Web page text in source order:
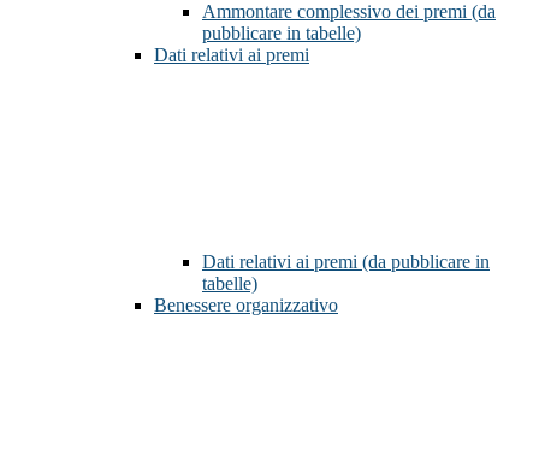
Ammontare complessivo dei premi (da
pubblicare in tabelle)
Dati relativi ai premi
Dati relativi ai premi (da pubblicare in
tabelle)
Benessere organizzativo